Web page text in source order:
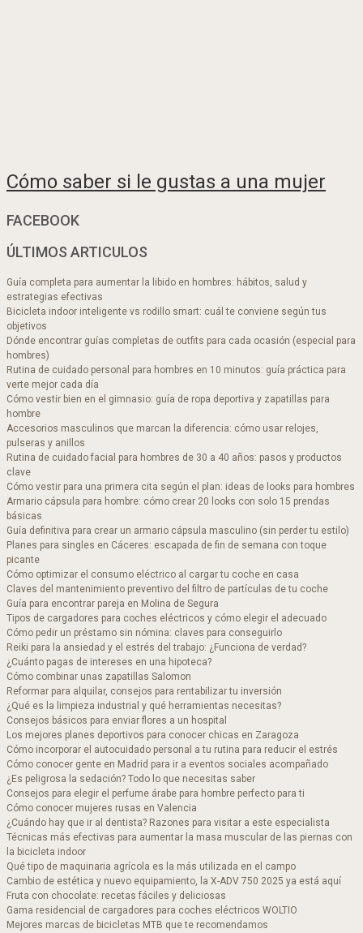
Cómo saber si le gustas a una mujer
FACEBOOK
ÚLTIMOS ARTICULOS
Guía completa para aumentar la libido en hombres: hábitos, salud y
estrategias efectivas
Bicicleta indoor inteligente vs rodillo smart: cuál te conviene según tus
objetivos
Dónde encontrar guías completas de outfits para cada ocasión (especial para
hombres)
Rutina de cuidado personal para hombres en 10 minutos: guía práctica para
verte mejor cada día
Cómo vestir bien en el gimnasio: guía de ropa deportiva y zapatillas para
hombre
Accesorios masculinos que marcan la diferencia: cómo usar relojes,
pulseras y anillos
Rutina de cuidado facial para hombres de 30 a 40 años: pasos y productos
clave
Cómo vestir para una primera cita según el plan: ideas de looks para hombres
Armario cápsula para hombre: cómo crear 20 looks con solo 15 prendas
básicas
Guía definitiva para crear un armario cápsula masculino (sin perder tu estilo)
Planes para singles en Cáceres: escapada de fin de semana con toque
picante
Cómo optimizar el consumo eléctrico al cargar tu coche en casa
Claves del mantenimiento preventivo del filtro de partículas de tu coche
Guía para encontrar pareja en Molina de Segura
Tipos de cargadores para coches eléctricos y cómo elegir el adecuado
Cómo pedir un préstamo sin nómina: claves para conseguirlo
Reiki para la ansiedad y el estrés del trabajo: ¿Funciona de verdad?
¿Cuánto pagas de intereses en una hipoteca?
Cómo combinar unas zapatillas Salomon​
Reformar para alquilar, consejos para rentabilizar tu inversión
¿Qué es la limpieza industrial y qué herramientas necesitas?
Consejos básicos para enviar flores a un hospital
Los mejores planes deportivos para conocer chicas en Zaragoza
Cómo incorporar el autocuidado personal a tu rutina para reducir el estrés
Cómo conocer gente en Madrid para ir a eventos sociales acompañado
¿Es peligrosa la sedación? Todo lo que necesitas saber
Consejos para elegir el perfume árabe para hombre perfecto para ti
Cómo conocer mujeres rusas en Valencia
¿Cuándo hay que ir al dentista? Razones para visitar a este especialista
Técnicas más efectivas para aumentar la masa muscular de las piernas con
la bicicleta indoor
Qué tipo de maquinaria agrícola es la más utilizada en el campo
Cambio de estética y nuevo equipamiento, la X-ADV 750 2025 ya está aquí
Fruta con chocolate: recetas fáciles y deliciosas
Gama residencial de cargadores para coches eléctricos WOLTIO
Mejores marcas de bicicletas MTB que te recomendamos